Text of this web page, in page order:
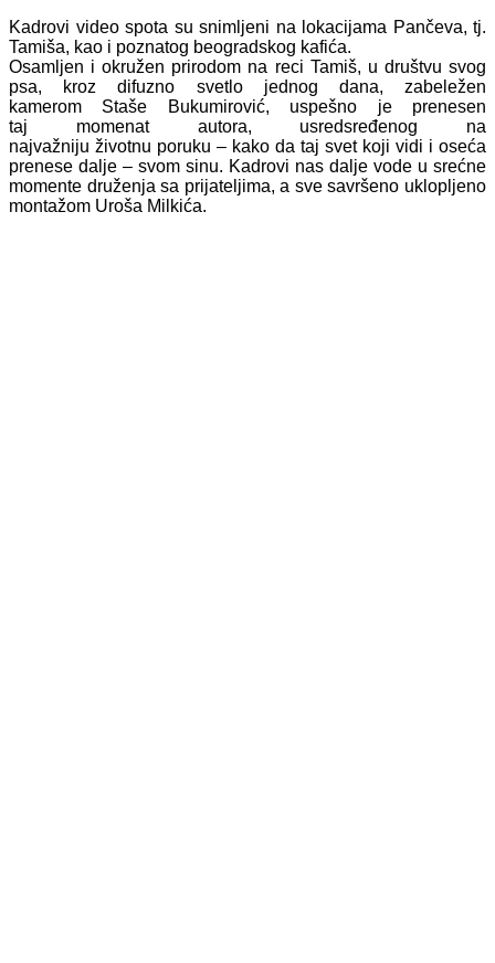
Kadrovi video spota su snimljeni na lokacijama Pančeva, tj.
Tamiša, kao i poznatog beogradskog kafića.
Osamljen i okružen prirodom na reci Tamiš, u društvu svog
psa, kroz difuzno svetlo jednog dana, zabeležen
kamerom Staše Bukumirović, uspešno je prenesen
taj momenat autora, usredsređenog na
najvažniju životnu poruku – kako da taj svet koji vidi i oseća
prenese dalje – svom sinu. Kadrovi nas dalje vode u srećne
momente druženja sa prijateljima, a sve savršeno uklopljeno
montažom Uroša Milkića.